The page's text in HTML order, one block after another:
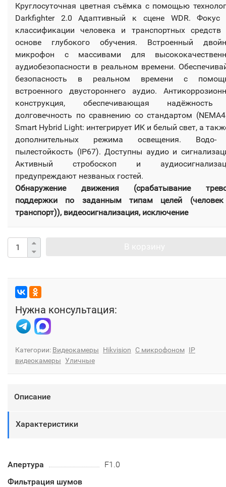
Круглосуточная цветная съёмка с помощью
Darkfighter 2.0 Адаптивный к сцене WDR. Фокус
классификации человека и транспортных средств
основе глубокого обучения. Встроенный
микрофон с массивами для
аудиобезопасности в реальном времени.
безопасность в реальном времени с
встроенного двустороннего аудио.
конструкция, обеспечивающая
долговечность по сравнению со стандартом
Smart Hybrid Light: интегрирует ИК и белый свет, а
дополнительных режима освещения.
пылестойкость (IP67). Доступны аудио и
Активный стробоскоп и
предупреждают незваных гостей.
Обнаружение движения (срабатывание
поддержки по заданным типам целей
транспорт)), видеосигнализация, исключение
Нужна консультация:
Категории: Видеокамеры Hikvision С микрофоном IP
видеокамеры Уличные
Описание
Характеристики
Апертура
F1.0
Фильтрация шумов